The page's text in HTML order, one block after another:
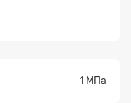
1 МПа